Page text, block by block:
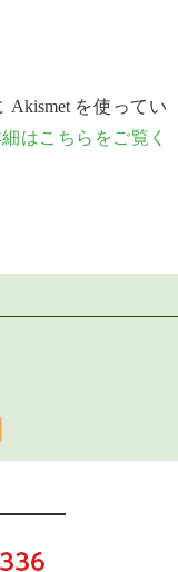
を使ってい
はこちらをご覧く